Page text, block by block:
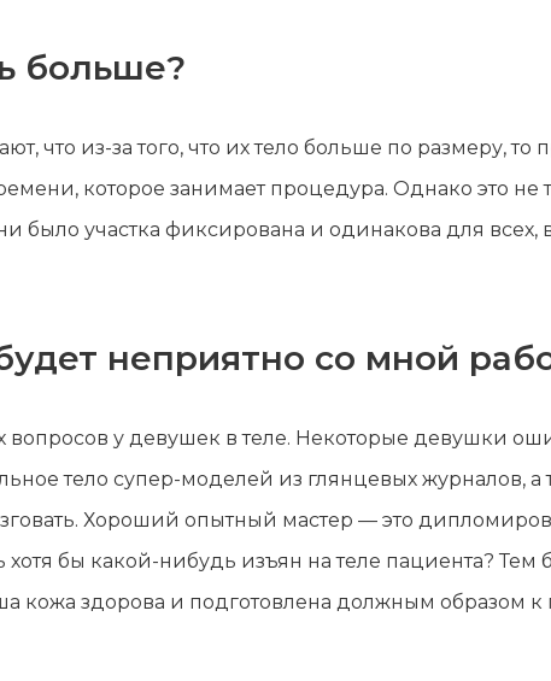
больше?
что из-за того, что их тело больше по размеру, то
которое занимает процедура. Однако это не
было участка фиксирована и одинакова для всех,
неприятно со мной
у девушек в теле. Некоторые девушки
тело супер-моделей из глянцевых журналов, а
Хороший опытный мастер — это
хотя бы какой-нибудь изъян на теле пациента?
кожа здорова и подготовлена должным образом к